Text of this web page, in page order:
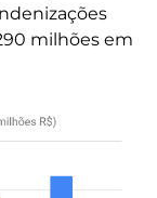
milhões em